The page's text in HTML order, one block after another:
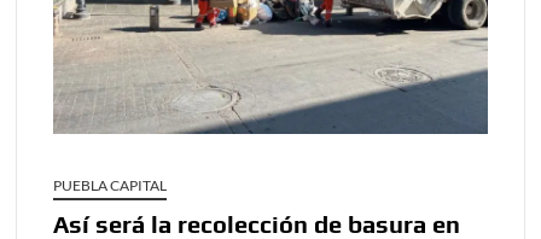
PUEBLA CAPITAL
Así será la recolección de basura en